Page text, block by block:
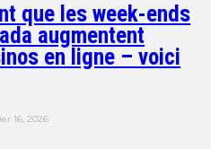
que les week-ends
augmentent
en ligne – voici
16, 2026